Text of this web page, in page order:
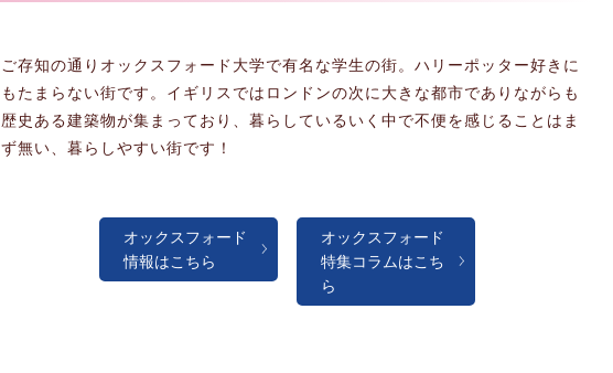
ご存知の通りオックスフォード大学で有名な学生の街。ハリーポッター好きに
もたまらない街です。イギリスではロンドンの次に大きな都市でありながらも
歴史ある建築物が集まっており、暮らしているいく中で不便を感じることはま
ず無い、暮らしやすい街です！
オックスフォード
情報はこちら
オックスフォード
特集コラムはこち
ら